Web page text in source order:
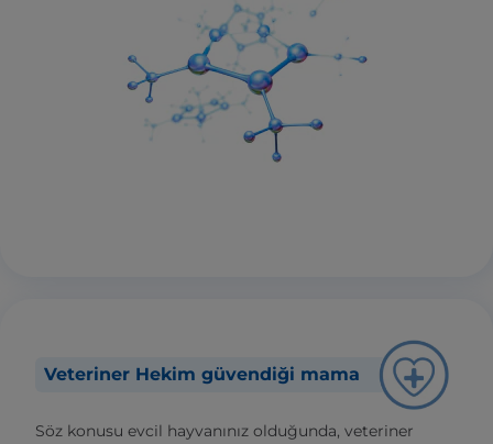
Veteriner Hekim güvendiği mama
Söz konusu evcil hayvanınız olduğunda, veteriner